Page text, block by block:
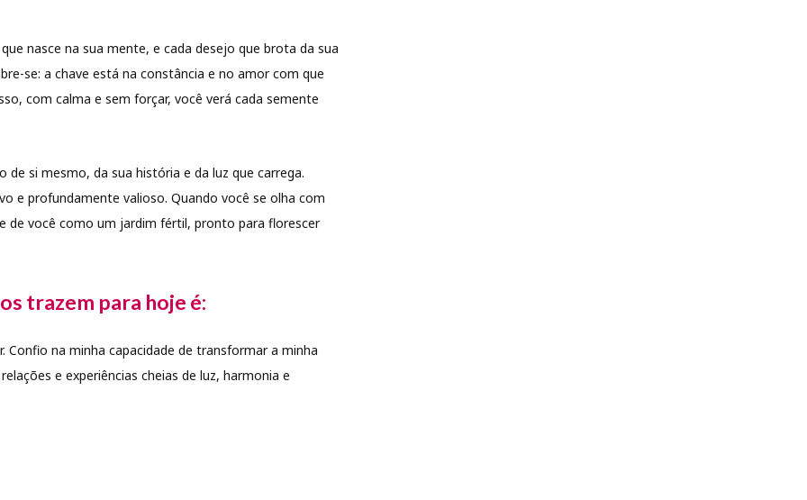
nasce na sua mente, e cada desejo que brota da sua
se: a chave está na constância e no amor com que
com calma e sem forçar, você verá cada semente
si mesmo, da sua história e da luz que carrega.
e profundamente valioso. Quando você se olha com
de você como um jardim fértil, pronto para florescer
trazem para hoje é:
Confio na minha capacidade de transformar a minha
e experiências cheias de luz, harmonia e